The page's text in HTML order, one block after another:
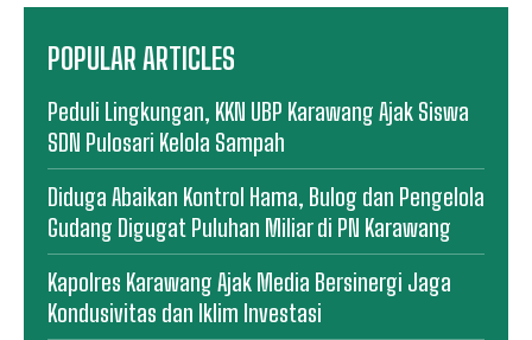
POPULAR ARTICLES
Peduli Lingkungan, KKN UBP Karawang Ajak Siswa
SDN Pulosari Kelola Sampah
Diduga Abaikan Kontrol Hama, Bulog dan Pengelola
Gudang Digugat Puluhan Miliar di PN Karawang
Kapolres Karawang Ajak Media Bersinergi Jaga
Kondusivitas dan Iklim Investasi